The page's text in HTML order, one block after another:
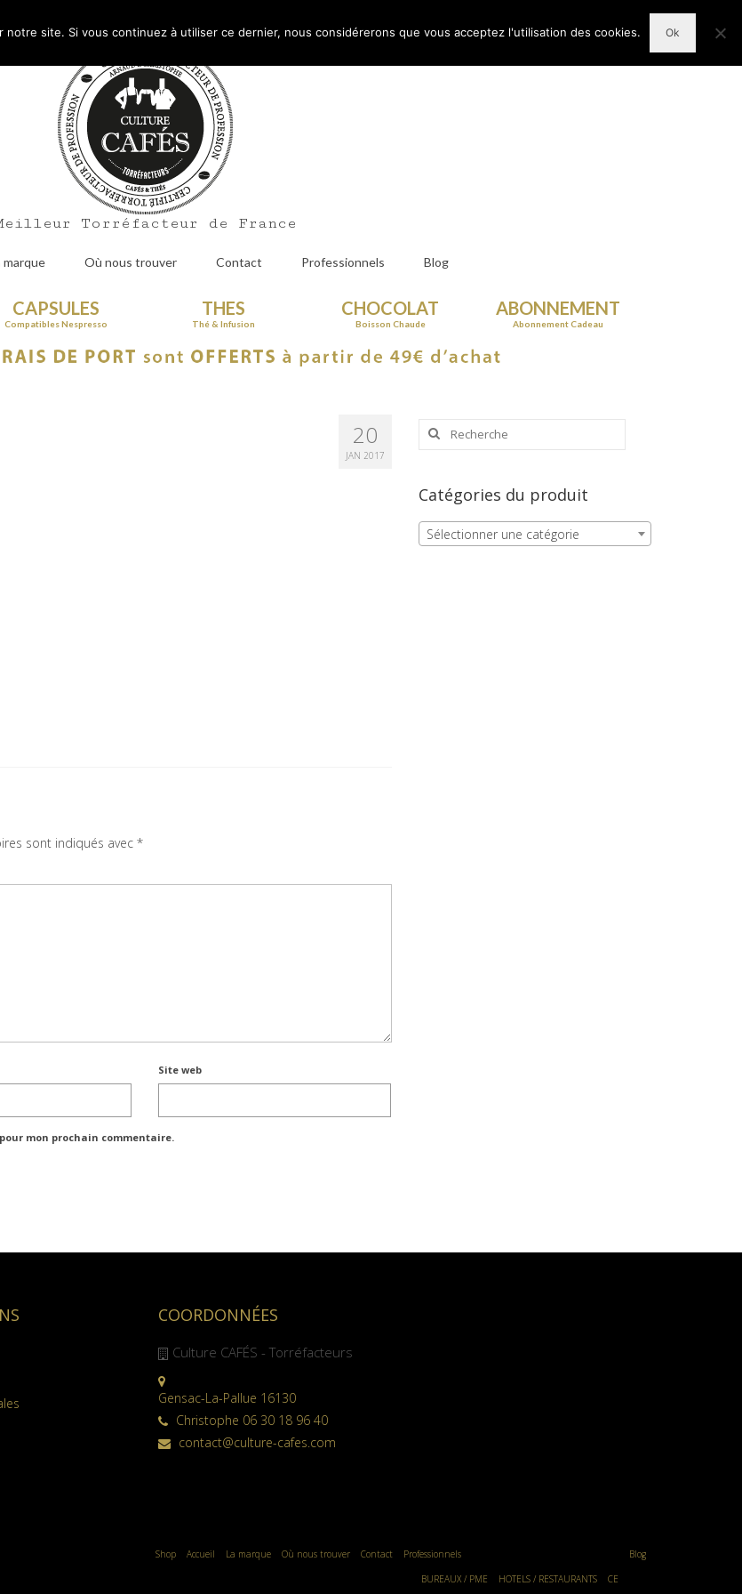
Torréfacteur de France
marque Où nous trouver Contact Professionnels Blog
CAPSULES
Compatibles Nespresso
THES
Thé & Infusion
CHOCOLAT
Boisson Chaude
ABONNEMENT
Abonnement Cadeau
20
JAN 2017
sont indiqués avec *
Site web
mon prochain commentaire.
Rechercher
Catégories du produit
Sélectionner une catégorie
COORDONNÉES
Culture CAFÉS - Torréfacteurs
Gensac-La-Pallue 16130
Christophe 06 30 18 96 40
contact@culture-cafes.com
Shop Accueil La marque Où nous trouver Contact
Professionnels
BUREAUX / PME
HOTELS / RESTAURANTS CE
Blog
site. Si vous continuez à utiliser ce dernier, nous considérerons que vous acceptez l'utilisation des cookies. Ok